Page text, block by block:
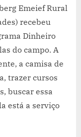
Emeief Rural
recebeu
Dinheiro
do campo. A
a camisa de
trazer cursos
buscar essa
está a serviço